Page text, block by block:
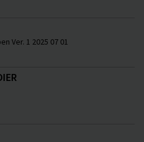
Ver. 1 2025 07 01